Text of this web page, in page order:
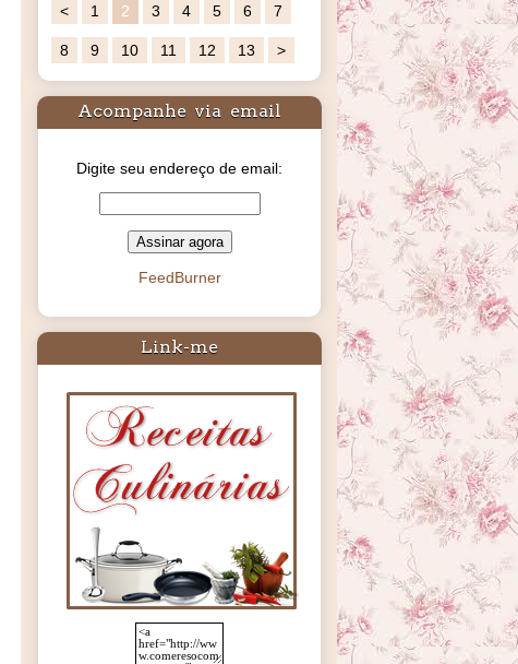
< 1 2 3 4 5 6 7
8 9 10 11 12 13 >
Acompanhe via email
Digite seu endereço de email:
FeedBurner
Link-me